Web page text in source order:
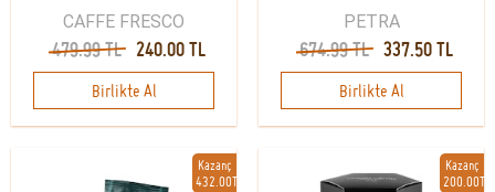
CAFFE FRESCO
479.99 TL 240.00 TL
Birlikte Al
PETRA
674.99 TL 337.50 TL
Birlikte Al
Kazanç
432.00TL
Kazanç
200.00TL